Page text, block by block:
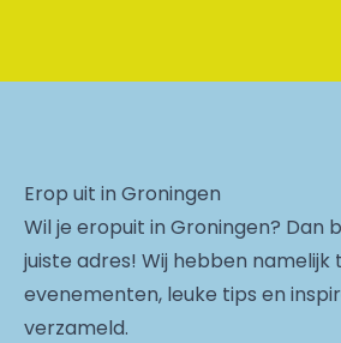
Erop uit in Groningen
Wil je eropuit in Groningen? Dan
juiste adres! Wij hebben namelijk
evenementen, leuke tips en
verzameld.